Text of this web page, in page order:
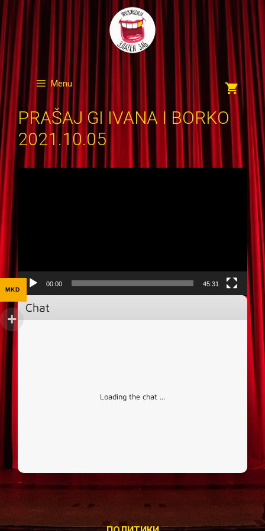
Skip
to
content
Menu
PRAŠAJ GI IVANA I BORKO
2021.10.05
00:00 45:31
Chat
Loading the chat ...
MKD